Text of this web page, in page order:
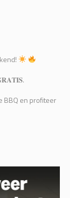
BBQ en profiteer